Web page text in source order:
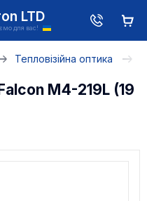
LTD
для вас!
Тепловізійна оптика
M4-219L (19